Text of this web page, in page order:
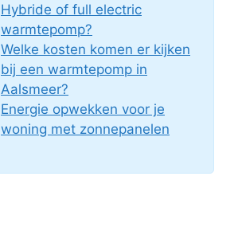
Hybride of full electric
warmtepomp?
Welke kosten komen er kijken
bij een warmtepomp in
Aalsmeer?
Energie opwekken voor je
woning met zonnepanelen